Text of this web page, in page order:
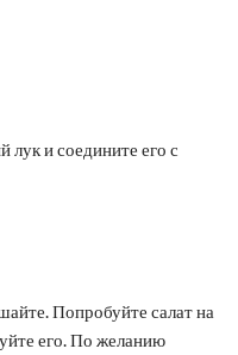
лук и соедините его с
Попробуйте салат на
его. По желанию